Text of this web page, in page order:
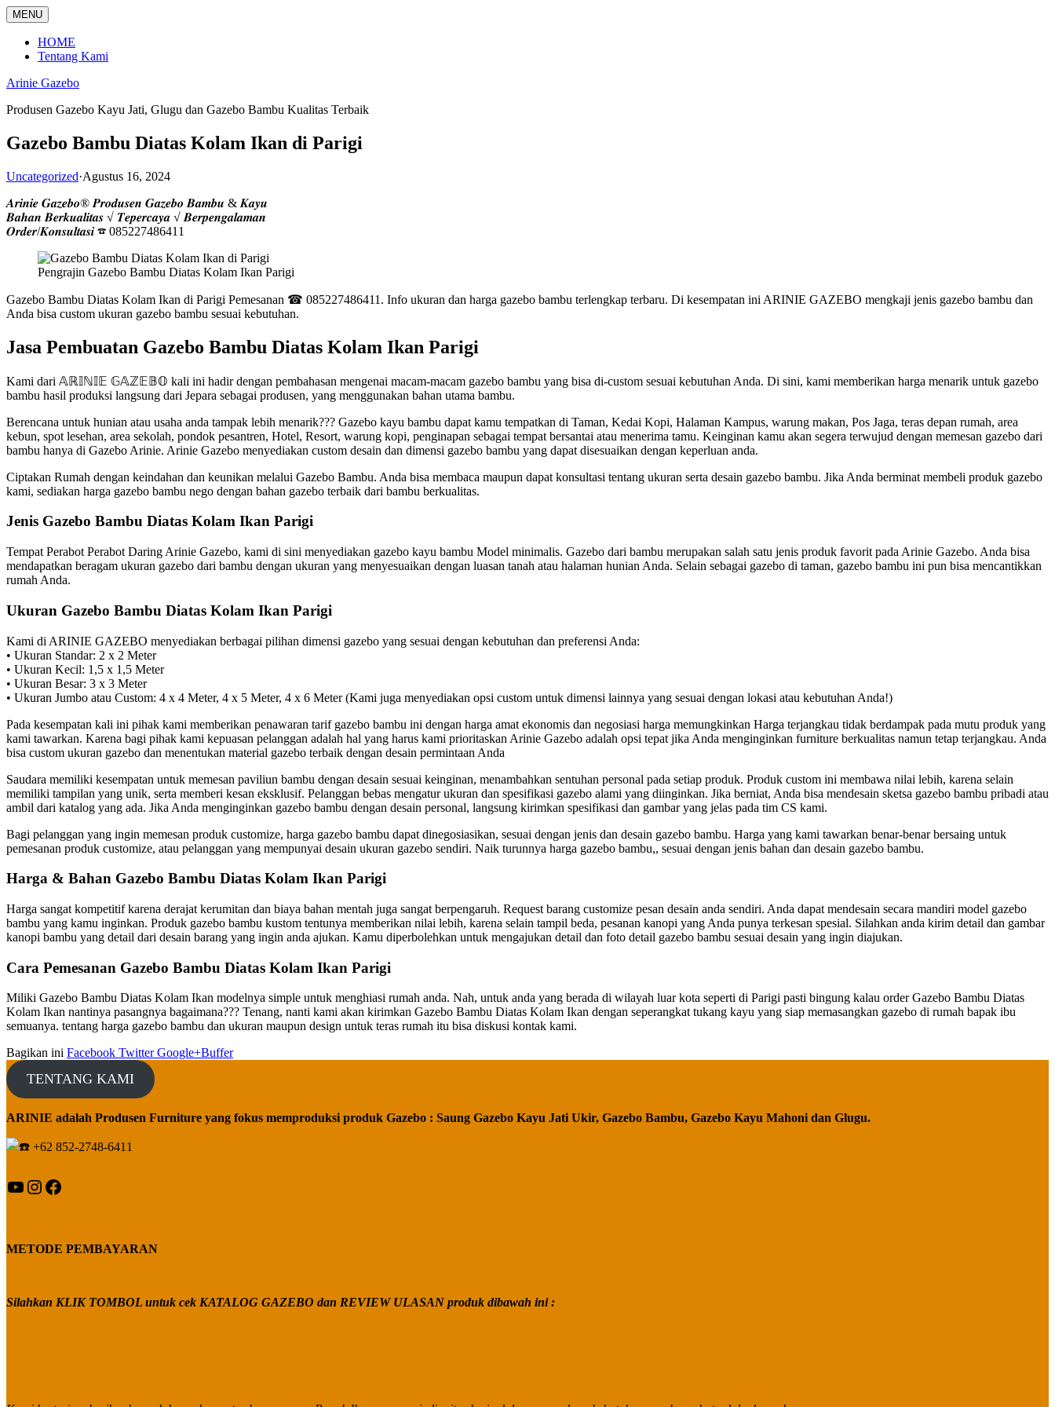
Langsung
ke
konten
MENU
HOME
Tentang Kami
Arinie Gazebo
Produsen Gazebo Kayu Jati, Glugu dan Gazebo Bambu Kualitas Terbaik
Gazebo Bambu Diatas Kolam Ikan di Parigi
Uncategorized·Agustus 16, 2024
𝑨𝒓𝒊𝒏𝒊𝒆 𝑮𝒂𝒛𝒆𝒃𝒐® 𝑷𝒓𝒐𝒅𝒖𝒔𝒆𝒏 𝑮𝒂𝒛𝒆𝒃𝒐 𝑩𝒂𝒎𝒃𝒖 & 𝑲𝒂𝒚𝒖
𝑩𝒂𝒉𝒂𝒏 𝑩𝒆𝒓𝒌𝒖𝒂𝒍𝒊𝒕𝒂𝒔 √ 𝑻𝒆𝒑𝒆𝒓𝒄𝒂𝒚𝒂 √ 𝑩𝒆𝒓𝒑𝒆𝒏𝒈𝒂𝒍𝒂𝒎𝒂𝒏
𝑶𝒓𝒅𝒆𝒓/𝑲𝒐𝒏𝒔𝒖𝒍𝒕𝒂𝒔𝒊 ☎ 085227486411
Pengrajin Gazebo Bambu Diatas Kolam Ikan Parigi
Gazebo Bambu Diatas Kolam Ikan di Parigi Pemesanan ☎ 085227486411. Info ukuran dan harga gazebo bambu terlengkap terbaru. Di kesempatan ini ARINIE GAZEBO mengkaji jenis gazebo bambu dan
Anda bisa custom ukuran gazebo bambu sesuai kebutuhan.
Jasa Pembuatan Gazebo Bambu Diatas Kolam Ikan Parigi
Kami dari 𝔸ℝ𝕀ℕ𝕀𝔼 𝔾𝔸ℤ𝔼𝔹𝕆 kali ini hadir dengan pembahasan mengenai macam-macam gazebo bambu yang bisa di-custom sesuai kebutuhan Anda. Di sini, kami memberikan harga menarik untuk gazebo
bambu hasil produksi langsung dari Jepara sebagai produsen, yang menggunakan bahan utama bambu.
Berencana untuk hunian atau usaha anda tampak lebih menarik??? Gazebo kayu bambu dapat kamu tempatkan di Taman, Kedai Kopi, Halaman Kampus, warung makan, Pos Jaga, teras depan rumah, area
kebun, spot lesehan, area sekolah, pondok pesantren, Hotel, Resort, warung kopi, penginapan sebagai tempat bersantai atau menerima tamu. Keinginan kamu akan segera terwujud dengan memesan gazebo dari
bambu hanya di Gazebo Arinie. Arinie Gazebo menyediakan custom desain dan dimensi gazebo bambu yang dapat disesuaikan dengan keperluan anda.
Ciptakan Rumah dengan keindahan dan keunikan melalui Gazebo Bambu. Anda bisa membaca maupun dapat konsultasi tentang ukuran serta desain gazebo bambu. Jika Anda berminat membeli produk gazebo
kami, sediakan harga gazebo bambu nego dengan bahan gazebo terbaik dari bambu berkualitas.
Jenis Gazebo Bambu Diatas Kolam Ikan Parigi
Tempat Perabot Perabot Daring Arinie Gazebo, kami di sini menyediakan gazebo kayu bambu Model minimalis. Gazebo dari bambu merupakan salah satu jenis produk favorit pada Arinie Gazebo. Anda bisa
mendapatkan beragam ukuran gazebo dari bambu dengan ukuran yang menyesuaikan dengan luasan tanah atau halaman hunian Anda. Selain sebagai gazebo di taman, gazebo bambu ini pun bisa mencantikkan
rumah Anda.
Ukuran Gazebo Bambu Diatas Kolam Ikan Parigi
Kami di ARINIE GAZEBO menyediakan berbagai pilihan dimensi gazebo yang sesuai dengan kebutuhan dan preferensi Anda:
• Ukuran Standar: 2 x 2 Meter
• Ukuran Kecil: 1,5 x 1,5 Meter
• Ukuran Besar: 3 x 3 Meter
• Ukuran Jumbo atau Custom: 4 x 4 Meter, 4 x 5 Meter, 4 x 6 Meter (Kami juga menyediakan opsi custom untuk dimensi lainnya yang sesuai dengan lokasi atau kebutuhan Anda!)
Pada kesempatan kali ini pihak kami memberikan penawaran tarif gazebo bambu ini dengan harga amat ekonomis dan negosiasi harga memungkinkan Harga terjangkau tidak berdampak pada mutu produk yang
kami tawarkan. Karena bagi pihak kami kepuasan pelanggan adalah hal yang harus kami prioritaskan Arinie Gazebo adalah opsi tepat jika Anda menginginkan furniture berkualitas namun tetap terjangkau. Anda
bisa custom ukuran gazebo dan menentukan material gazebo terbaik dengan desain permintaan Anda
Saudara memiliki kesempatan untuk memesan paviliun bambu dengan desain sesuai keinginan, menambahkan sentuhan personal pada setiap produk. Produk custom ini membawa nilai lebih, karena selain
memiliki tampilan yang unik, serta memberi kesan eksklusif. Pelanggan bebas mengatur ukuran dan spesifikasi gazebo alami yang diinginkan. Jika berniat, Anda bisa mendesain sketsa gazebo bambu pribadi atau
ambil dari katalog yang ada. Jika Anda menginginkan gazebo bambu dengan desain personal, langsung kirimkan spesifikasi dan gambar yang jelas pada tim CS kami.
Bagi pelanggan yang ingin memesan produk customize, harga gazebo bambu dapat dinegosiasikan, sesuai dengan jenis dan desain gazebo bambu. Harga yang kami tawarkan benar-benar bersaing untuk
pemesanan produk customize, atau pelanggan yang mempunyai desain ukuran gazebo sendiri. Naik turunnya harga gazebo bambu,, sesuai dengan jenis bahan dan desain gazebo bambu.
Harga & Bahan Gazebo Bambu Diatas Kolam Ikan Parigi
Harga sangat kompetitif karena derajat kerumitan dan biaya bahan mentah juga sangat berpengaruh. Request barang customize pesan desain anda sendiri. Anda dapat mendesain secara mandiri model gazebo
bambu yang kamu inginkan. Produk gazebo bambu kustom tentunya memberikan nilai lebih, karena selain tampil beda, pesanan kanopi yang Anda punya terkesan spesial. Silahkan anda kirim detail dan gambar
kanopi bambu yang detail dari desain barang yang ingin anda ajukan. Kamu diperbolehkan untuk mengajukan detail dan foto detail gazebo bambu sesuai desain yang ingin diajukan.
Cara Pemesanan Gazebo Bambu Diatas Kolam Ikan Parigi
Miliki Gazebo Bambu Diatas Kolam Ikan modelnya simple untuk menghiasi rumah anda. Nah, untuk anda yang berada di wilayah luar kota seperti di Parigi pasti bingung kalau order Gazebo Bambu Diatas
Kolam Ikan nantinya pasangnya bagaimana??? Tenang, nanti kami akan kirimkan Gazebo Bambu Diatas Kolam Ikan dengan seperangkat tukang kayu yang siap memasangkan gazebo di rumah bapak ibu
semuanya. tentang harga gazebo bambu dan ukuran maupun design untuk teras rumah itu bisa diskusi kontak kami.
Bagikan ini Facebook TwitterGoogle+Buffer
TENTANG KAMI
ARINIE adalah Produsen Furniture yang fokus memproduksi produk Gazebo : Saung Gazebo Kayu Jati Ukir, Gazebo Bambu, Gazebo Kayu Mahoni dan Glugu.
+62 852-2748-6411
YouTube
Instagram
Facebook
METODE PEMBAYARAN
Silahkan KLIK TOMBOL untuk cek KATALOG GAZEBO dan REVIEW ULASAN produk dibawah ini :